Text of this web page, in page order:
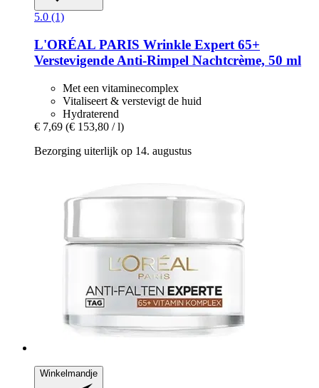
5.0 (1)
L'ORÉAL PARIS Wrinkle Expert 65+
Verstevigende Anti-​Rimpel Nachtcrème, 50 ml
Met een vitaminecomplex
Vitaliseert & verstevigt de huid
Hydraterend
€ 7,69 (€ 153,80 / l)
Bezorging uiterlijk op 14. augustus
Winkelmandje